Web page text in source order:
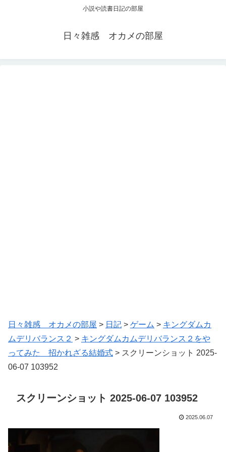
小説や読書日記の部屋
日々雑感 オカメの部屋
日々雑感 オカメの部屋 > 日記 > ゲーム > キングダムカ
ムデリバランス２ > キングダムカムデリバランス２をや
ってみた 招かれざる結婚式 > スクリーンショット 2025-
06-07 103952
スクリーンショット 2025-06-07 103952
2025.06.07